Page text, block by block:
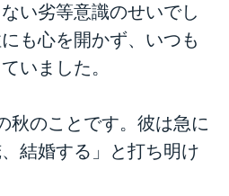
い劣等意識のせいでし
も心を開かず、いつも
いました。
秋のことです。彼は急に
結婚する」と打ち明け